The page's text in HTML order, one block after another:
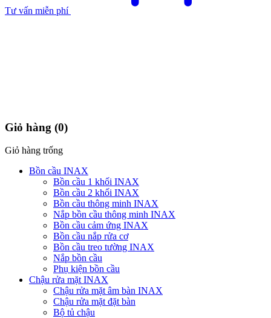
Tư vấn miễn phí
Giỏ hàng (0)
Giỏ hàng trống
Bồn cầu INAX
Bồn cầu 1 khối INAX
Bồn cầu 2 khối INAX
Bồn cầu thông minh INAX
Nắp bồn cầu thông minh INAX
Bồn cầu cảm ứng INAX
Bồn cầu nắp rửa cơ
Bồn cầu treo tường INAX
Nắp bồn cầu
Phụ kiện bồn cầu
Chậu rửa mặt INAX
Chậu rửa mặt âm bàn INAX
Chậu rửa mặt đặt bàn
Bộ tủ chậu